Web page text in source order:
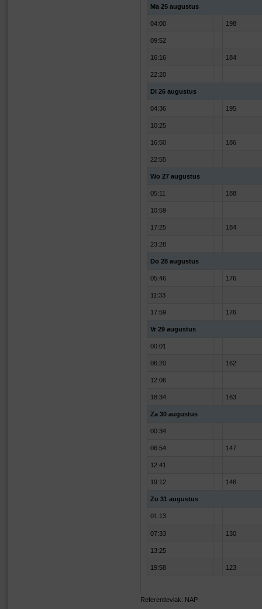
Ma 25 augustus
04:00 198
09:52
16:16 184
22:20
Di 26 augustus
04:36 195
10:25
16:50 186
22:55
Wo 27 augustus
05:11 188
10:59
17:25 184
23:28
Do 28 augustus
05:46 176
11:33
17:59 176
Vr 29 augustus
00:01
06:20 162
12:06
18:34 163
Za 30 augustus
00:34
06:54 147
12:41
19:12 146
Zo 31 augustus
01:13
07:33 130
13:25
19:58 123
Referentievlak: NAP